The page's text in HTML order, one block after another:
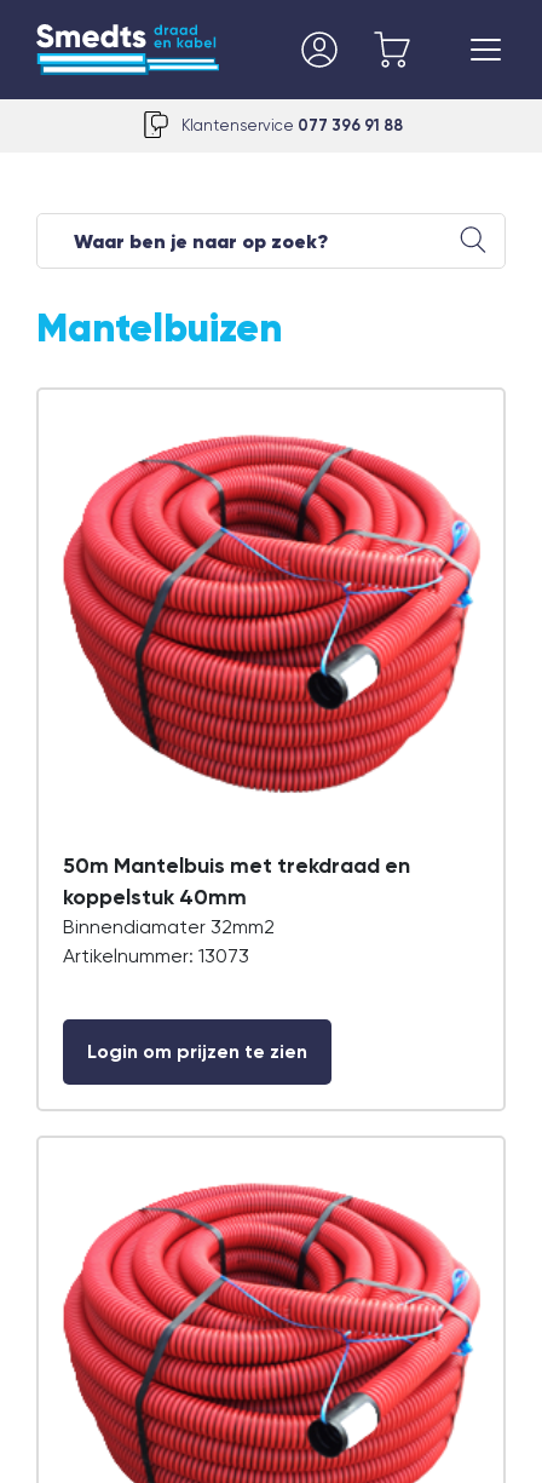
Klantenservice 077 396 91 88
Mantelbuizen
50m Mantelbuis met trekdraad en
koppelstuk 40mm
Binnendiamater 32mm2
Artikelnummer: 13073
Login om prijzen te zien